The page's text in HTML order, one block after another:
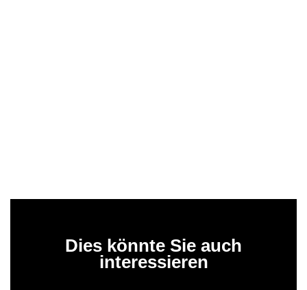
Dies könnte Sie auch
interessieren